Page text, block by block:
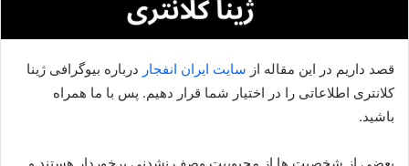
قصد داریم در این مقاله از سایت ایران انفجار درباره بیوگرافی ژینا
کلانتری اطلاعاتی را در اختیار شما قرار دهیم. پس با ما همراه
باشید.